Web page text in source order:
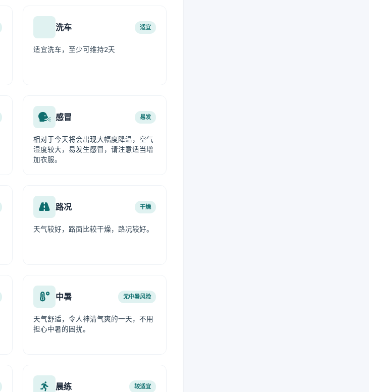
洗车 适宜
适宜洗车，至少可维持2天
感冒 易发
相对于今天将会出现大幅度降温，空气
湿度较大，易发生感冒，请注意适当增
加衣服。
路况 干燥
天气较好，路面比较干燥，路况较好。
中暑 无中暑风险
天气舒适，令人神清气爽的一天，不用
担心中暑的困扰。
晨练 较适宜